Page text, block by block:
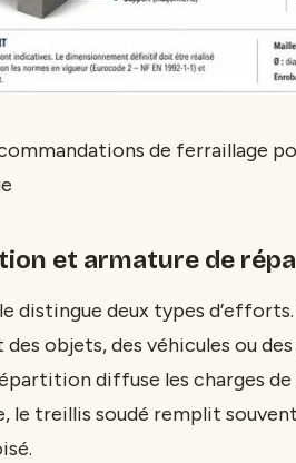
de ferraillage
et armature de
distingue deux types d’efforts.
objets, des véhicules ou
diffuse les charges
le treillis soudé remplit